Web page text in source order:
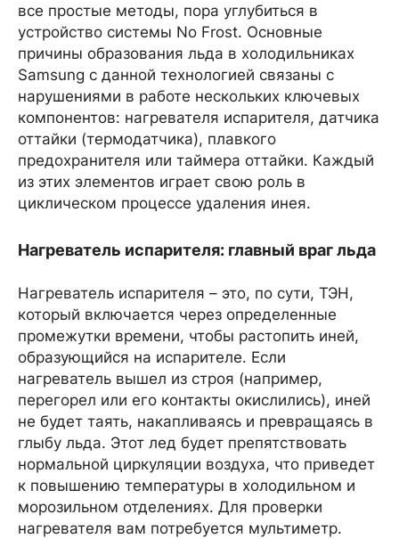
все простые методы, пора углубиться в
устройство системы No Frost. Основные
причины образования льда в холодильниках
Samsung с данной технологией связаны с
нарушениями в работе нескольких ключевых
компонентов: нагревателя испарителя, датчика
оттайки (термодатчика), плавкого
предохранителя или таймера оттайки. Каждый
из этих элементов играет свою роль в
циклическом процессе удаления инея.
Нагреватель испарителя: главный враг льда
Нагреватель испарителя – это, по сути, ТЭН,
который включается через определенные
промежутки времени, чтобы растопить иней,
образующийся на испарителе. Если
нагреватель вышел из строя (например,
перегорел или его контакты окислились), иней
не будет таять, накапливаясь и превращаясь в
глыбу льда. Этот лед будет препятствовать
нормальной циркуляции воздуха, что приведет
к повышению температуры в холодильном и
морозильном отделениях. Для проверки
нагревателя вам потребуется мультиметр.